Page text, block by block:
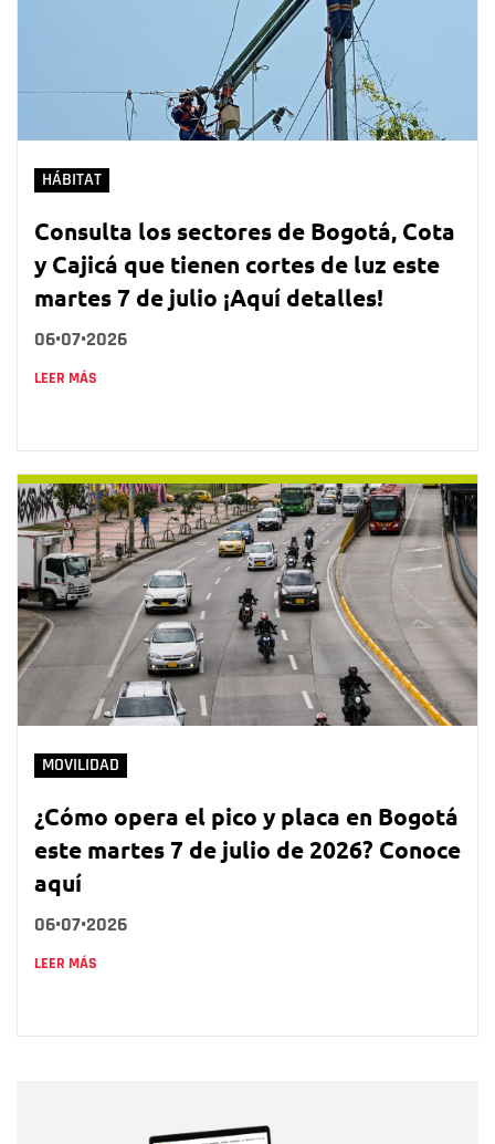
HÁBITAT
Consulta los sectores de Bogotá, Cota
y Cajicá que tienen cortes de luz este
martes 7 de julio ¡Aquí detalles!
06•07•2026
LEER MÁS
MOVILIDAD
¿Cómo opera el pico y placa en Bogotá
este martes 7 de julio de 2026? Conoce
aquí
06•07•2026
LEER MÁS